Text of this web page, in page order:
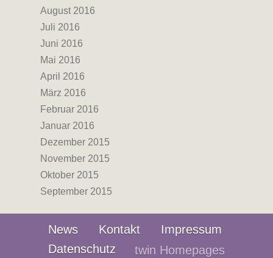
August 2016
Juli 2016
Juni 2016
Mai 2016
April 2016
März 2016
Februar 2016
Januar 2016
Dezember 2015
November 2015
Oktober 2015
September 2015
News Kontakt
Impressum
Datenschutz
twin Homepages